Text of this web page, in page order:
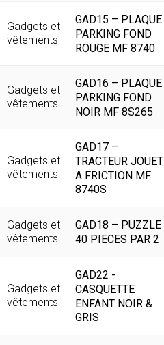
Gadgets et
vêtements
GAD15 – PLAQUE
PARKING FOND
ROUGE MF 8740
Gadgets et
vêtements
GAD16 – PLAQUE
PARKING FOND
NOIR MF 8S265
Gadgets et
vêtements
GAD17 –
TRACTEUR JOUET
A FRICTION MF
8740S
Gadgets et
vêtements
GAD18 – PUZZLE
40 PIECES PAR 2
Gadgets et
vêtements
GAD22 -
CASQUETTE
ENFANT NOIR &
GRIS